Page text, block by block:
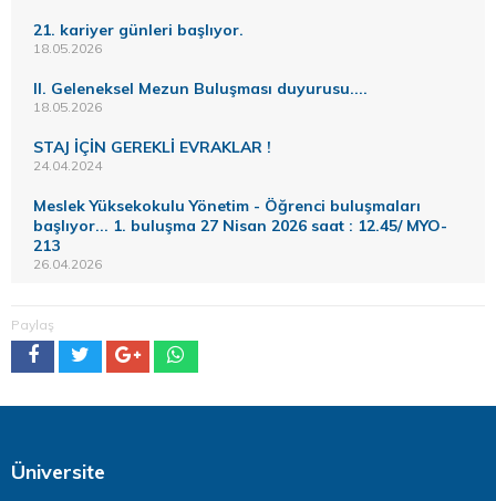
21. kariyer günleri başlıyor.
18.05.2026
II. Geleneksel Mezun Buluşması duyurusu....
18.05.2026
STAJ İÇİN GEREKLİ EVRAKLAR !
24.04.2024
Meslek Yüksekokulu Yönetim - Öğrenci buluşmaları
başlıyor... 1. buluşma 27 Nisan 2026 saat : 12.45/ MYO-
213
26.04.2026
Paylaş
Üniversite